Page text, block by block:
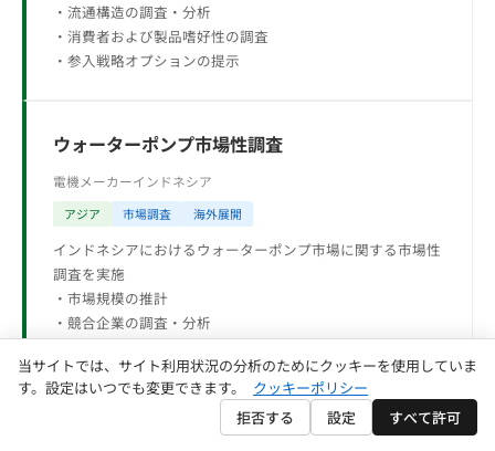
・流通構造の調査・分析
・消費者および製品嗜好性の調査
・参入戦略オプションの提示
ウォーターポンプ市場性調査
電機メーカーインドネシア
アジア 市場調査 海外展開
インドネシアにおけるウォーターポンプ市場に関する市場性
調査を実施
・市場規模の推計
・競合企業の調査・分析
・流通構造の調査・分析
・参入戦略オプションの提示
当サイトでは、サイト利用状況の分析のためにクッキーを使用していま
す。設定はいつでも変更できます。
クッキーポリシー
拒否する
設定 すべて許可